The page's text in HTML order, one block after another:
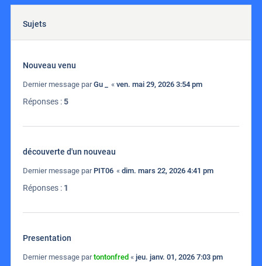
Sujets
Nouveau venu
Dernier message parGu _ « ven. mai 29, 2026 3:54 pm
Réponses :5
découverte d'un nouveau
Dernier message par PIT06 « dim. mars 22, 2026 4:41 pm
Réponses : 1
Presentation
Dernier message partontonfred « jeu. janv. 01, 2026 7:03 pm